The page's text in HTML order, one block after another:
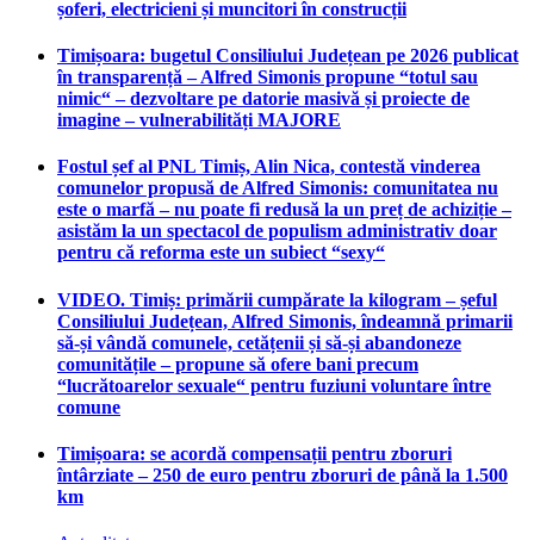
șoferi, electricieni și muncitori în construcții
Timișoara: bugetul Consiliului Județean pe 2026 publicat
în transparență – Alfred Simonis propune “totul sau
nimic“ – dezvoltare pe datorie masivă și proiecte de
imagine – vulnerabilități MAJORE
Fostul șef al PNL Timiș, Alin Nica, contestă vinderea
comunelor propusă de Alfred Simonis: comunitatea nu
este o marfă – nu poate fi redusă la un preț de achiziție –
asistăm la un spectacol de populism administrativ doar
pentru că reforma este un subiect “sexy“
VIDEO. Timiș: primării cumpărate la kilogram – șeful
Consiliului Județean, Alfred Simonis, îndeamnă primarii
să-și vândă comunele, cetățenii și să-și abandoneze
comunitățile – propune să ofere bani precum
“lucrătoarelor sexuale“ pentru fuziuni voluntare între
comune
Timișoara: se acordă compensații pentru zboruri
întârziate – 250 de euro pentru zboruri de până la 1.500
km